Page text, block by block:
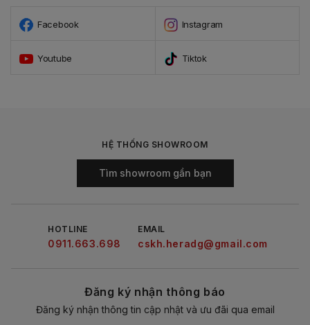
Facebook Instagram
Youtube Tiktok
HỆ THỐNG SHOWROOM
Tìm showroom gần bạn
HOTLINE
0911.663.698
EMAIL
cskh.heradg@gmail.com
Đăng ký nhận thông báo
Đăng ký nhận thông tin cập nhật và ưu đãi qua email